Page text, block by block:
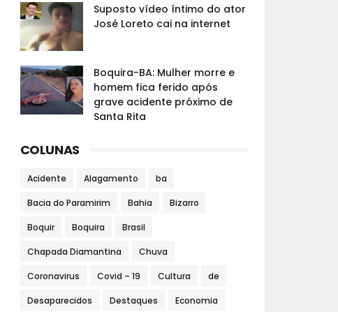
Suposto vídeo íntimo do ator
José Loreto cai na internet
Boquira-BA: Mulher morre e
homem fica ferido após
grave acidente próximo de
Santa Rita
COLUNAS
Acidente Alagamento ba
Bacia do Paramirim Bahia Bizarro
Boquir Boquira Brasil
Chapada Diamantina Chuva
Coronavirus Covid – 19 Cultura de
Desaparecidos Destaques Economia